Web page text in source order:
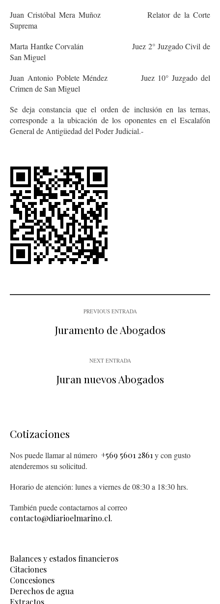
Juan Cristóbal Mera Muñoz Relator de la Corte
Suprema
Marta Hantke Corvalán Juez 2° Juzgado Civil de
San Miguel
Juan Antonio Poblete Méndez Juez 10° Juzgado del
Crimen de San Miguel
Se deja constancia que el orden de inclusión en las ternas,
corresponde a la ubicación de los oponentes en el Escalafón
General de Antigüedad del Poder Judicial.-
PREVIOUS ENTRADA
Juramento de Abogados
NEXT ENTRADA
Juran nuevos Abogados
Cotizaciones
Nos puede llamar al número +569 5601 2861 y con gusto
atenderemos su solicitud.
Horario de atención: lunes a viernes de 08:30 a 18:30 hrs.
También puede contactarnos al correo
contacto@diarioelmarino.cl.
Balances y estados financieros
Citaciones
Concesiones
Derechos de agua
Extractos